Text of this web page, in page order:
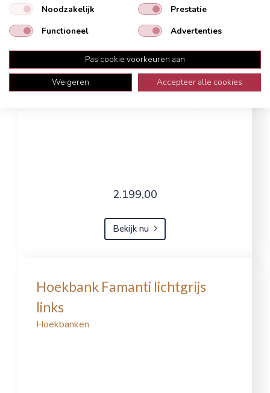
2.199,00
Bekijk nu
Hoekbank Famanti lichtgrijs
links
Hoekbanken
Noodzakelijk
Prestatie
Functioneel
Advertenties
Pas cookie voorkeuren aan
Weigeren
Accepteer alle cookies